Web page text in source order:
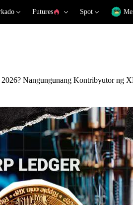
Futures Spot
Nangungunang Kontribyutor ng